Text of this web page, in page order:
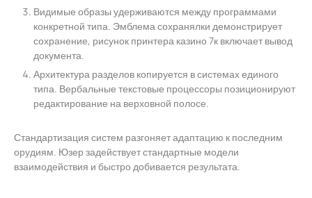
Видимые образы удерживаются между программами
конкретной типа. Эмблема сохранялки демонстрирует
сохранение, рисунок принтера казино 7к включает вывод
документа.
Архитектура разделов копируется в системах единого
типа. Вербальные текстовые процессоры позиционируют
редактирование на верховной полосе.
Стандартизация систем разгоняет адаптацию к последним
орудиям. Юзер задействует стандартные модели
взаимодействия и быстро добивается результата.